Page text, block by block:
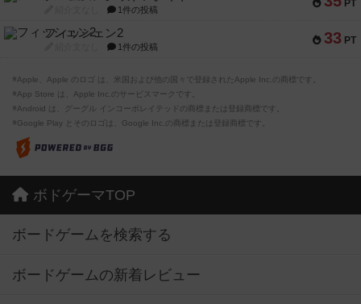
PT
1件の投稿
33 PT
フィッシェン2
1件の投稿
※Apple、Apple のロゴ は、米国および他の国々で登録されたApple Inc.の商標です。
※App Store は、Apple Inc.のサービスマークです。
※Android は、グーグル インコーポレイテッドの商標または登録商標です。
※Google Play とそのロゴは、Google Inc.の商標または登録商標です。
ボドゲーマTOP
ボードゲームを検索する
ボードゲームの新着レビュー